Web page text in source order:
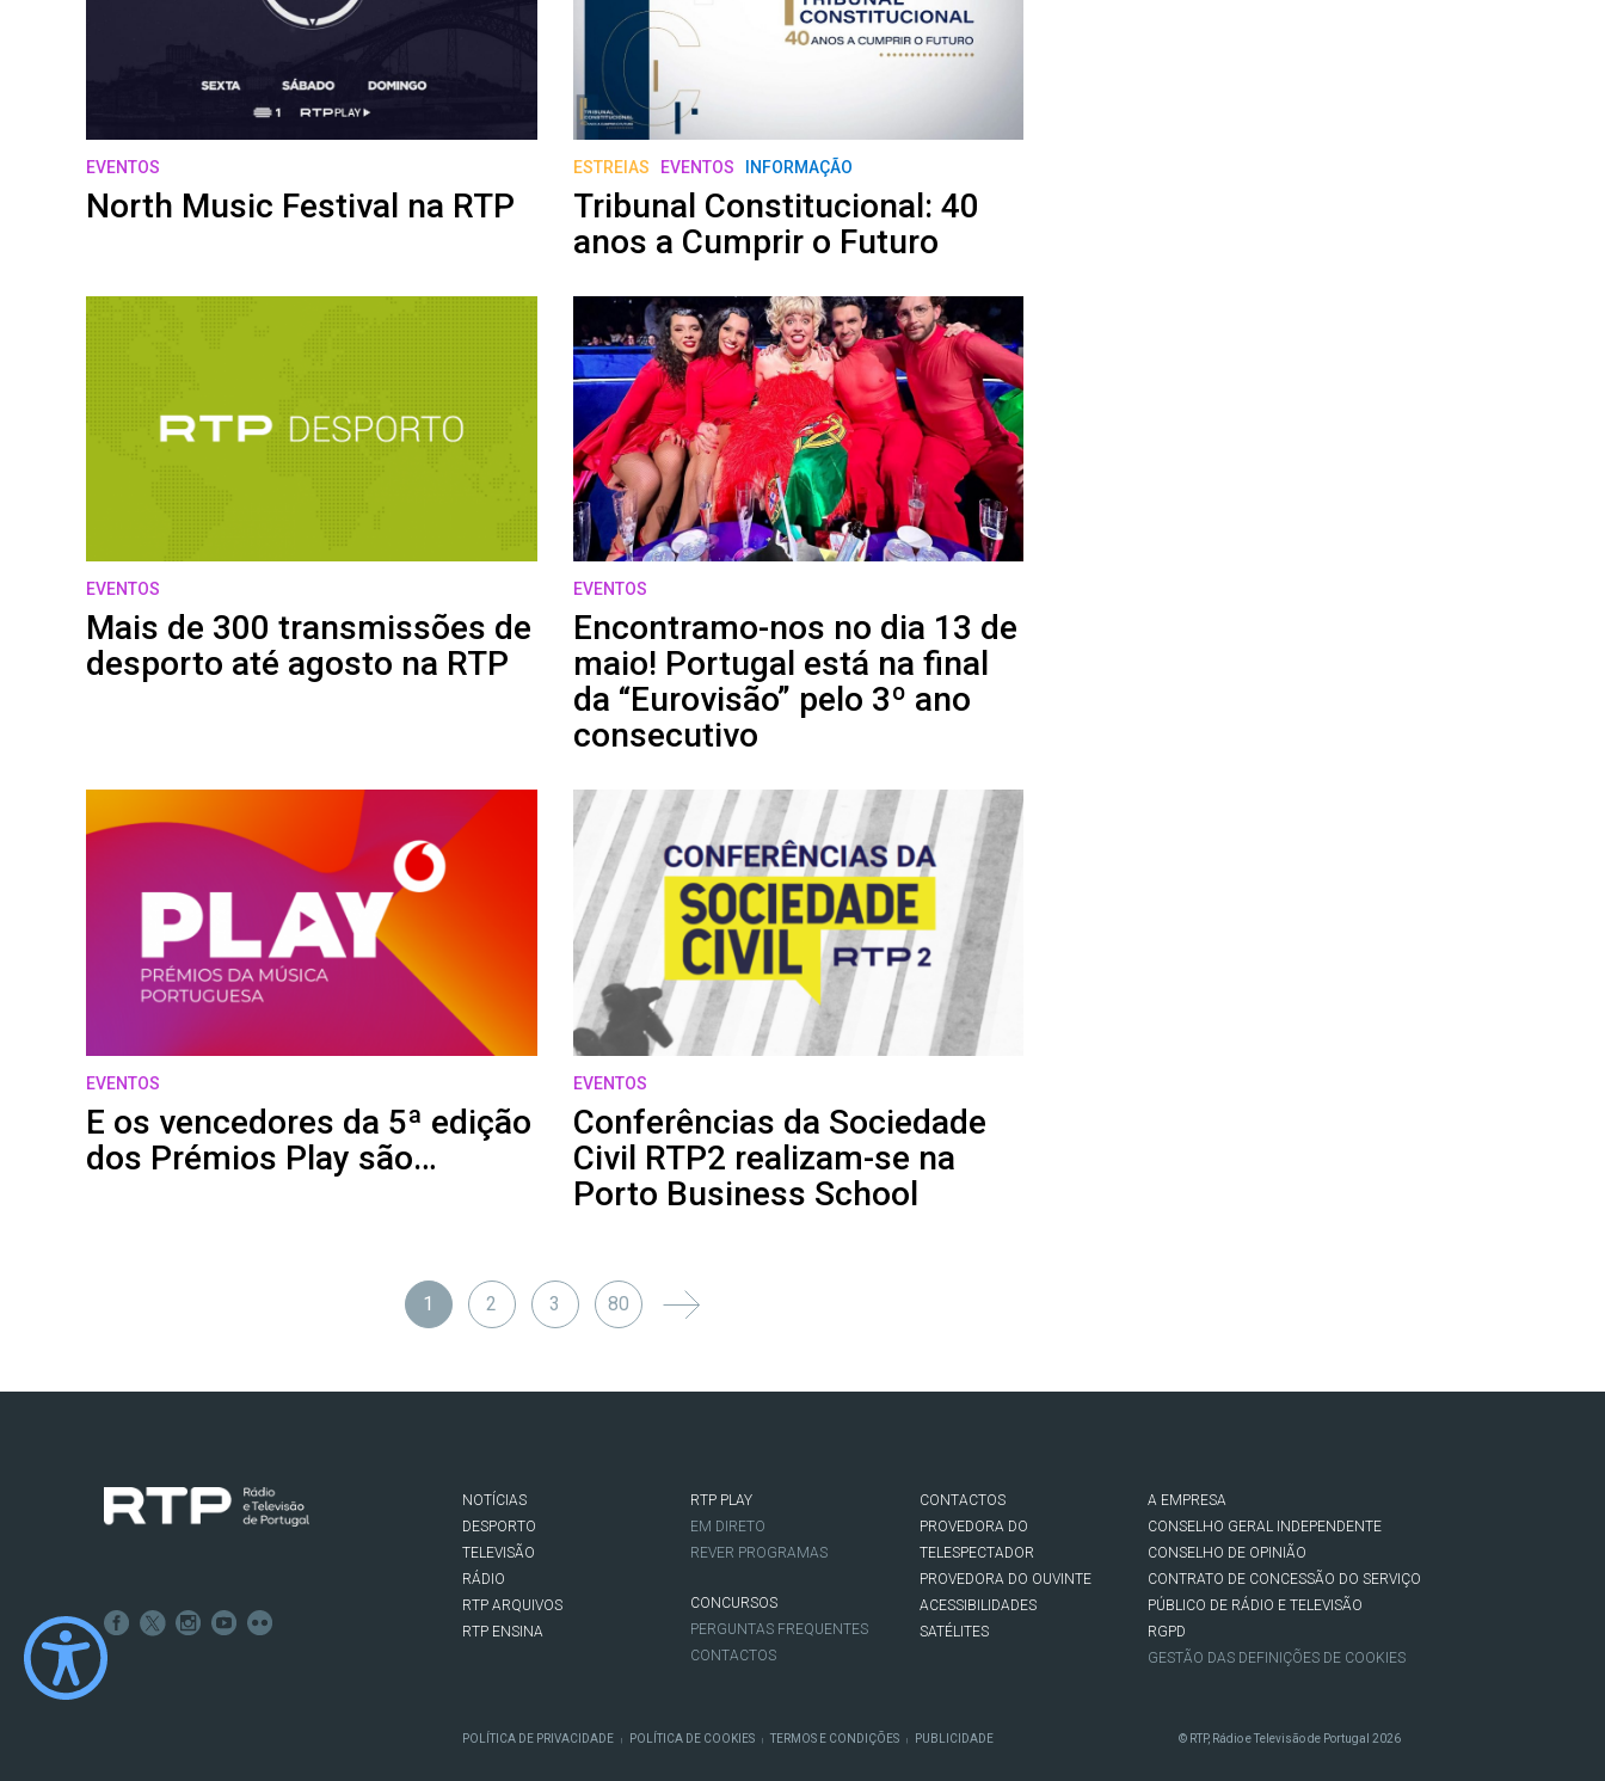
EVENTOS
North Music Festival na RTP
ESTREIAS EVENTOS INFORMAÇÃO
Tribunal Constitucional: 40
anos a Cumprir o Futuro
EVENTOS
Mais de 300 transmissões de
desporto até agosto na RTP
EVENTOS
Encontramo-nos no dia 13 de
maio! Portugal está na final
da “Eurovisão” pelo 3º ano
consecutivo
EVENTOS
E os vencedores da 5ª edição
dos Prémios Play são…
EVENTOS
Conferências da Sociedade
Civil RTP2 realizam-se na
Porto Business School
1 2 3 80
NOTÍCIAS
DESPORTO
TELEVISÃO
RÁDIO
RTP ARQUIVOS
RTP ENSINA
RTP PLAY
EM DIRETO
REVER PROGRAMAS
CONCURSOS
PERGUNTAS FREQUENTES
CONTACTOS
CONTACTOS
PROVEDORA DO
TELESPECTADOR
PROVEDORA DO OUVINTE
ACESSIBILIDADES
SATÉLITES
A EMPRESA
CONSELHO GERAL INDEPENDENTE
CONSELHO DE OPINIÃO
CONTRATO DE CONCESSÃO DO SERVIÇO
PÚBLICO DE RÁDIO E TELEVISÃO
RGPD
GESTÃO DAS DEFINIÇÕES DE COOKIES
POLÍTICA DE PRIVACIDADE | POLÍTICA DE COOKIES | TERMOS E CONDIÇÕES | PUBLICIDADE © RTP, Rádio e Televisão de Portugal 2026